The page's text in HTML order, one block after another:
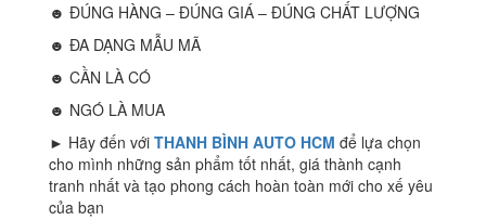
☻ ĐÚNG HÀNG – ĐÚNG GIÁ – ĐÚNG CHẤT LƯỢNG
☻ ĐA DẠNG MẪU MÃ
☻ CẦN LÀ CÓ
☻ NGÓ LÀ MUA
► Hãy đến với THANH BÌNH AUTO HCM để lựa chọn
cho mình những sản phẩm tốt nhất, giá thành cạnh
tranh nhất và tạo phong cách hoàn toàn mới cho xế yêu
của bạn